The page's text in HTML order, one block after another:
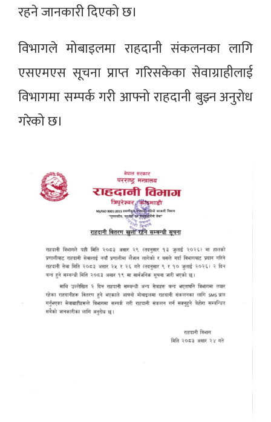
रहने जानकारी दिएको छ।
विभागले मोबाइलमा राहदानी संकलनका लागि
एसएमएस सूचना प्राप्त गरिसकेका सेवाग्राहीलाई
विभागमा सम्पर्क गरी आफ्नो राहदानी बुझ्न अनुरोध
गरेको छ।